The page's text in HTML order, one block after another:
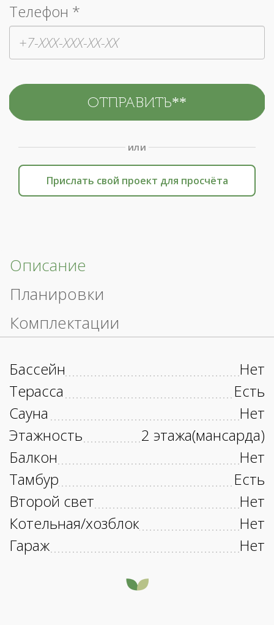
Телефон *
или
Прислать свой проект для просчёта
Описание
Планировки
Комплектации
Бассейн
Нет
Терасса
Есть
Сауна
Нет
Этажность
2 этажа(мансарда)
Балкон
Нет
Тамбур
Есть
Второй свет
Нет
Котельная/хозблок
Нет
Гараж
Нет